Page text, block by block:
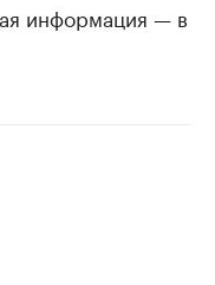
информация — в